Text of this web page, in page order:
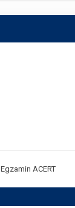
Egzamin ACERT